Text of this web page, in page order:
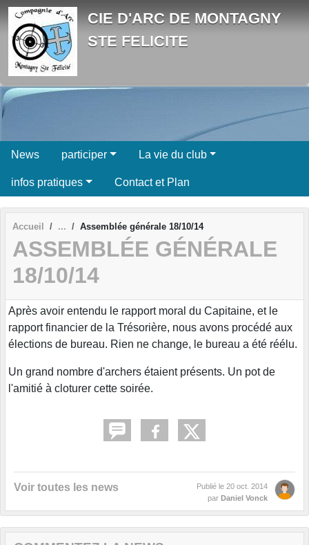
CIE D'ARC DE MONTAGNY
STE FELICITE
News participer La vie du club
infos pratiques Contact et Plan
Accueil Assemblée générale 18/10/14
ASSEMBLÉE GÉNÉRALE
18/10/14
Après avoir entendu le rapport moral du Capitaine, et le
rapport financier de la Trésorière, nous avons procédé aux
élections de bureau. Rien ne change, le bureau a été réélu.
Un grand nombre d'archers étaient présents. Un pot de
l'amitié à cloturer cette soirée.
Voir toutes les news Publié le 20 oct. 2014
par Daniel Vonck
Panneau de gestion des cookies